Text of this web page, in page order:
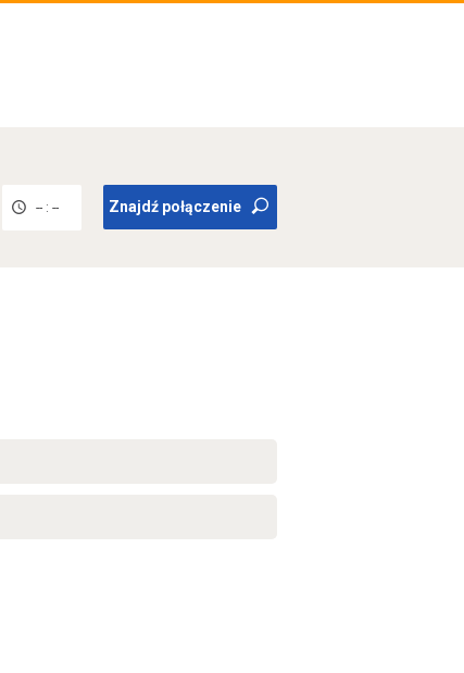
-- : -- Znajdź połączenie